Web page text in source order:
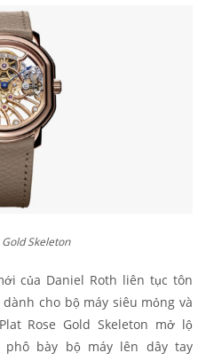
Skeleton
của Daniel Roth liên tục tôn
cho bộ máy siêu mỏng và
Rose Gold Skeleton mở lộ
bày bộ máy lên dây tay